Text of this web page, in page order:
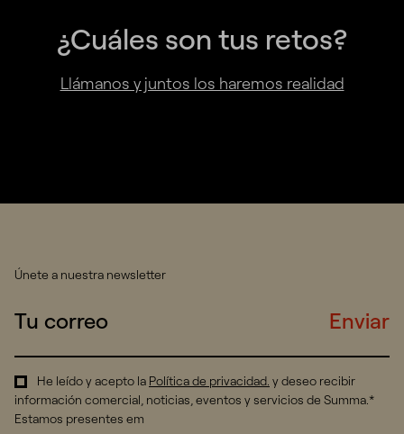
¿Cuáles son tus retos?
Llámanos y juntos los haremos realidad
Únete a nuestra newsletter
Enviar
He leído y acepto la Política de privacidad. y deseo recibir
información comercial, noticias, eventos y servicios de Summa.*
Estamos presentes em